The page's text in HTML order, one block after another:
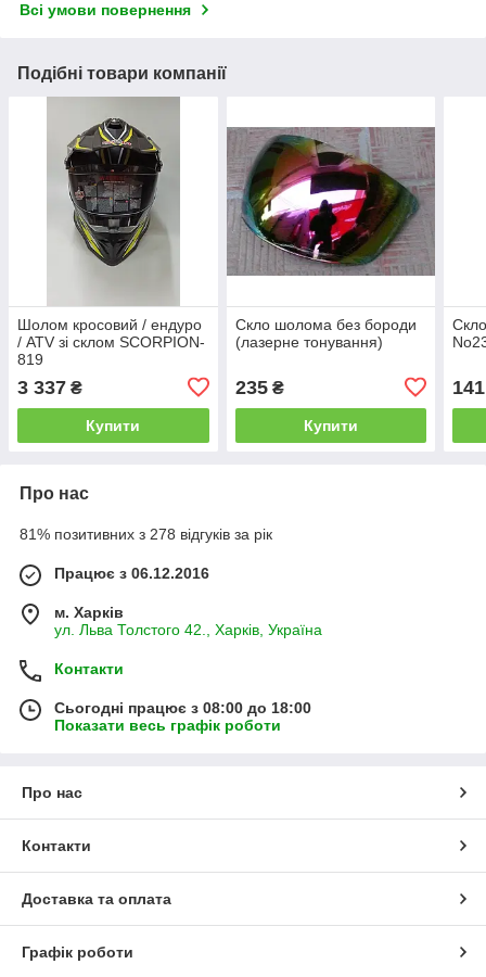
Всі умови повернення
Подібні товари компанії
Шолом кросовий / ендуро
/ АТV зі склом SCORPION-
819
3 337 ₴
Купити
Скло шолома без бороди
(лазерне тонування)
235₴
Купити
141
Про нас
81% позитивних з 278 відгуків за рік
Працює з 06.12.2016
м. Харків
ул. Льва Толстого 42., Харків, Україна
Контакти
Сьогодні працює з 08:00 до 18:00
Показати весь графік роботи
Про нас
Контакти
Доставка та оплата
Графік роботи